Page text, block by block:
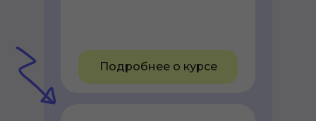
Подробнее о курсе